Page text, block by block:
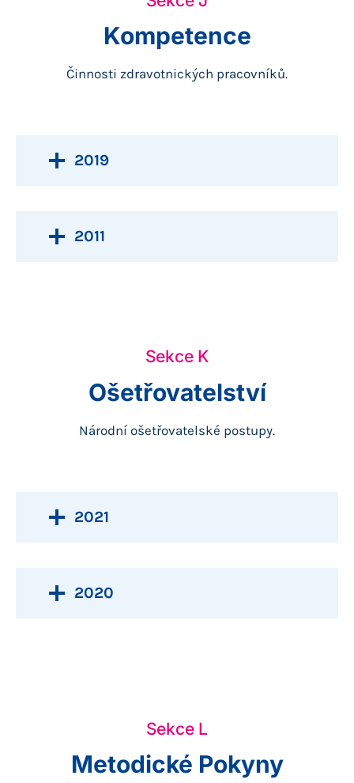
Kompetence
Činnosti zdravotnických pracovníků.
2019
2011
Sekce K
Ošetřovatelství
Národní ošetřovatelské postupy.
2021
2020
Sekce L
Metodické Pokyny